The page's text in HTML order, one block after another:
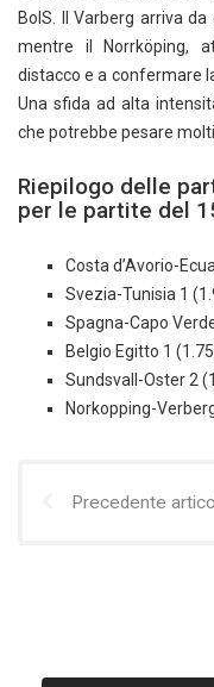
BoIS. Il Varberg arriva
mentre il Norrköping,
distacco e a confermare
Una sfida ad alta
che potrebbe pesare
Riepilogo delle
per le partite del
Costa d’Avorio-
Svezia-Tunisia 1
Spagna-Capo
Belgio Egitto 1
Sundsvall-Oster 2
Norkopping-
Precedente